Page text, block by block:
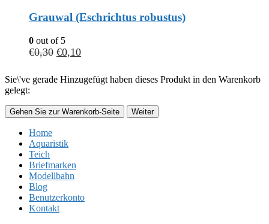
Grauwal (Eschrichtus robustus)
0 out of 5
€0,30 €0,10
Sie\'ve gerade Hinzugefügt haben dieses Produkt in den Warenkorb
gelegt:
Gehen Sie zur Warenkorb-Seite Weiter
Home
Aquaristik
Teich
Briefmarken
Modellbahn
Blog
Benutzerkonto
Kontakt